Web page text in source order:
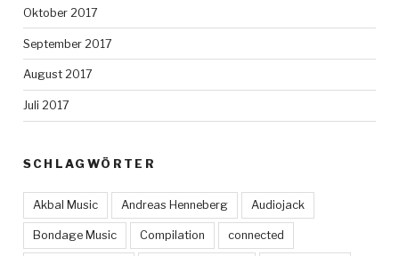
Oktober 2017
September 2017
August 2017
Juli 2017
SCHLAGWÖRTER
Akbal Music Andreas Henneberg Audiojack
Bondage Music Compilation connected